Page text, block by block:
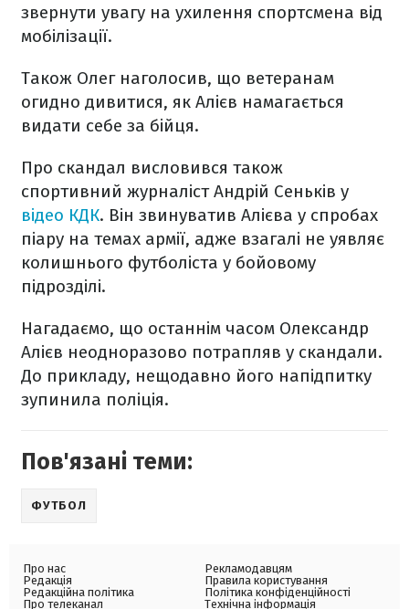
звернути увагу на ухилення спортсмена від
мобілізації.
Також Олег наголосив, що ветеранам
огидно дивитися, як Алієв намагається
видати себе за бійця.
Про скандал висловився також
спортивний журналіст Андрій Сеньків у
відео КДК. Він звинуватив Алієва у спробах
піару на темах армії, адже взагалі не уявляє
колишнього футболіста у бойовому
підрозділі.
Нагадаємо, що останнім часом Олександр
Алієв неодноразово потрапляв у скандали.
До прикладу, нещодавно його напідпитку
зупинила поліція.
Пов'язані теми:
ФУТБОЛ
Про нас
Редакція
Редакційна політика
Про телеканал
Рекламодавцям
Правила користування
Політика конфіденційності
Технічна інформація